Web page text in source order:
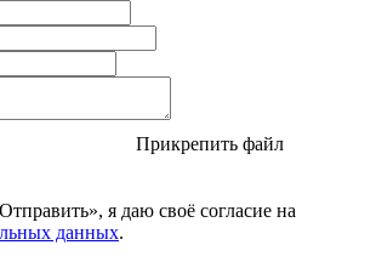
Прикрепить файл
я даю своё согласие на
данных.